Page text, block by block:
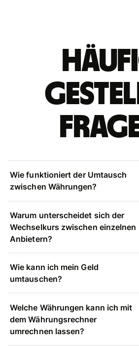
Wie funktioniert der Umtausch
zwischen Währungen?
Warum unterscheidet sich der
Wechselkurs zwischen einzelnen
Anbietern?
Wie kann ich mein Geld
umtauschen?
Welche Währungen kann ich mit
dem Währungsrechner
umrechnen lassen?